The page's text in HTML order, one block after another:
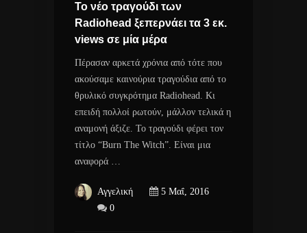
Το νέο τραγούδι των
Radiohead ξεπερνάει τα 3 εκ.
views σε μία μέρα
Πέρασαν αρκετά χρόνια από τότε που
ακούσαμε καινούρια τραγούδια από το
θρυλικό συγκρότημα Radiohead. Κι
επειδή πολλοί ρωτούν, μάλλον τελικά η
αναμονή άξιζε. Το τραγούδι φέρει τον
τίτλο “Burn The Witch”. Είναι μια
αναφορά …
Αγγελική
5 Μαΐ, 2016
0